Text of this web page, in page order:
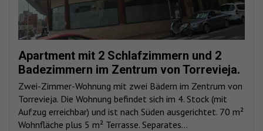
Apartment mit 2 Schlafzimmern und 2
Badezimmern im Zentrum von Torrevieja.
Zwei-Zimmer-Wohnung mit zwei Bädern im Zentrum von
Torrevieja. Die Wohnung befindet sich im 4. Stock (mit
Aufzug erreichbar) und ist nach Süden ausgerichtet. 70 m²
Wohnfläche plus 5 m² Terrasse. Separates...